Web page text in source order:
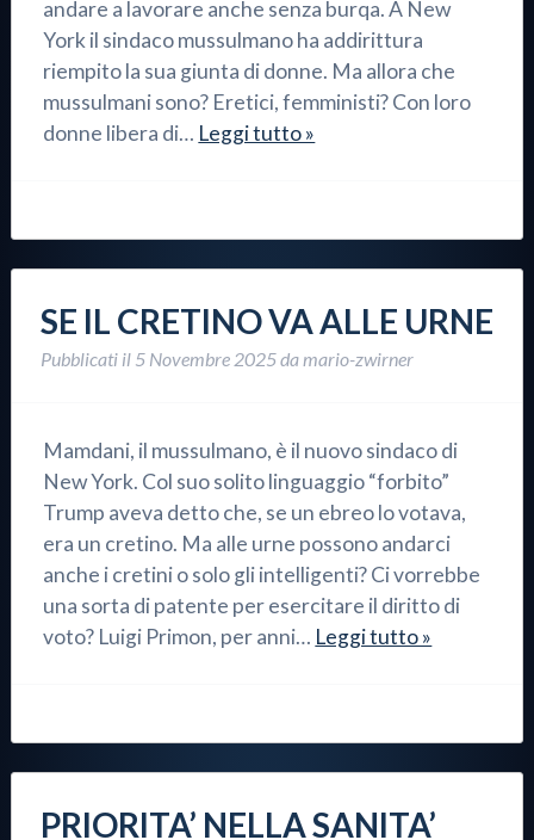
andare a lavorare anche senza burqa. A New
York il sindaco mussulmano ha addirittura
riempito la sua giunta di donne. Ma allora che
mussulmani sono? Eretici, femministi? Con loro
donne libera di… Leggi tutto »
SE IL CRETINO VA ALLE URNE
Pubblicati il 5 Novembre 2025damario-zwirner
Mamdani, il mussulmano, è il nuovo sindaco di
New York. Col suo solito linguaggio “forbito”
Trump aveva detto che, se un ebreo lo votava,
era un cretino. Ma alle urne possono andarci
anche i cretini o solo gli intelligenti? Ci vorrebbe
una sorta di patente per esercitare il diritto di
voto? Luigi Primon, per anni… Leggi tutto »
PRIORITA’ NELLA SANITA’